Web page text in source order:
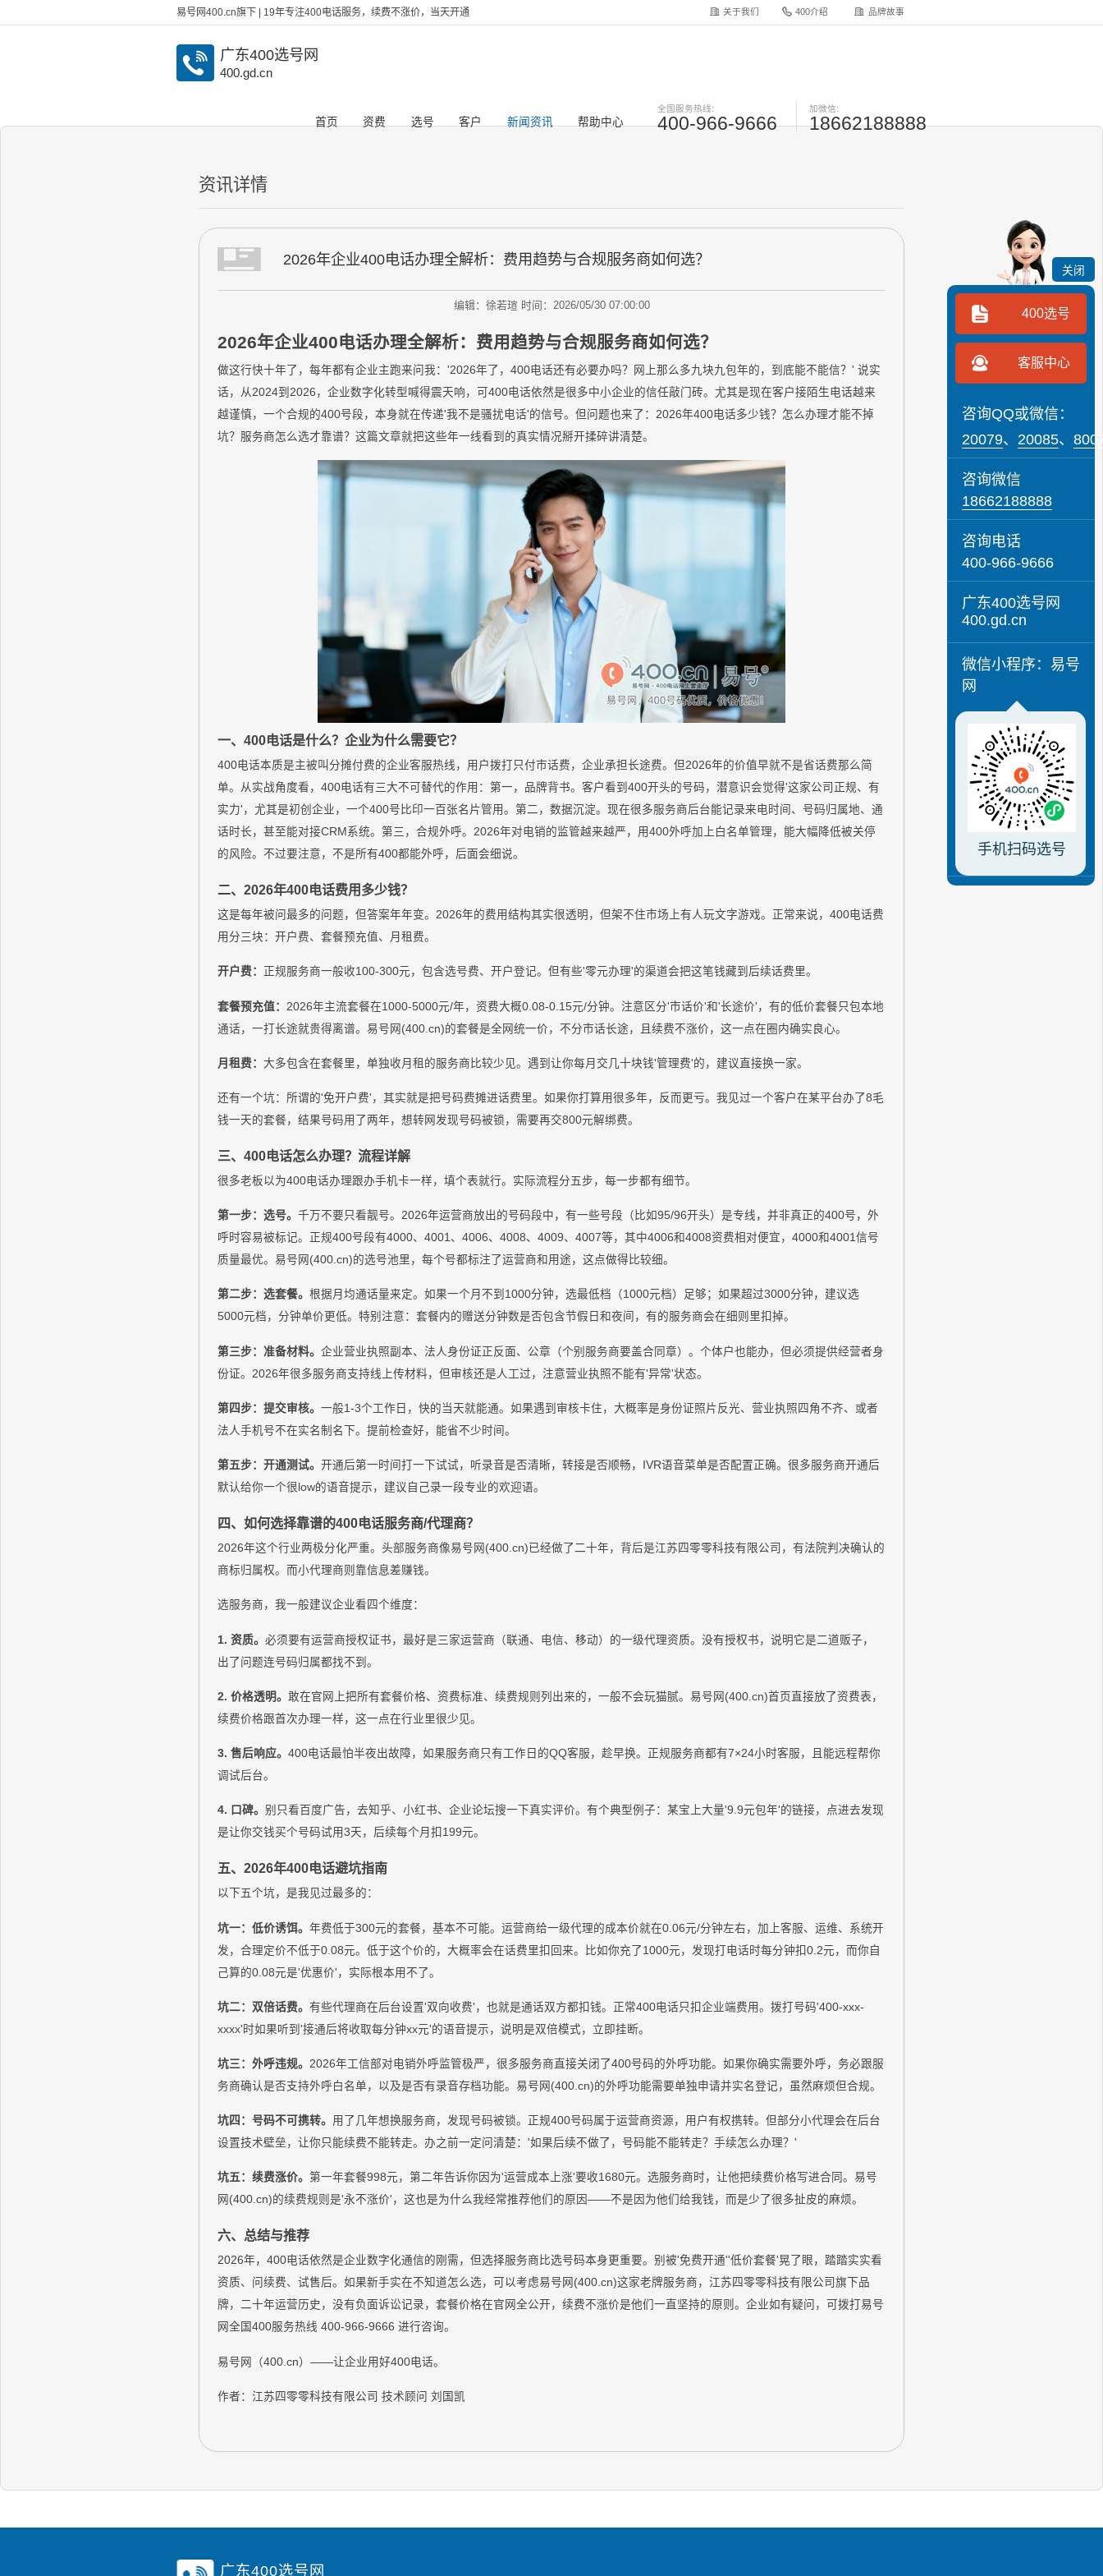
易号网400.cn旗下 | 19年专注400电话服务，续费不涨价，当天开通 关于我们 400介绍 品牌故事
广东400选号网
400.gd.cn
首页 资费 选号 客户 新闻资讯 帮助中心
全国服务热线:
400-966-9666
加微信:
18662188888
资讯详情
2026年企业400电话办理全解析：费用趋势与合规服务商如何选？
编辑：徐若瑄 时间：2026/05/30 07:00:00
2026年企业400电话办理全解析：费用趋势与合规服务商如何选？
做这行快十年了，每年都有企业主跑来问我：'2026年了，400电话还有必要办吗？网上那么多九块九包年的，到底能不能信？' 说实
话，从2024到2026，企业数字化转型喊得震天响，可400电话依然是很多中小企业的信任敲门砖。尤其是现在客户接陌生电话越来
越谨慎，一个合规的400号段，本身就在传递'我不是骚扰电话'的信号。但问题也来了：2026年400电话多少钱？怎么办理才能不掉
坑？服务商怎么选才靠谱？这篇文章就把这些年一线看到的真实情况掰开揉碎讲清楚。
一、400电话是什么？企业为什么需要它？
400电话本质是主被叫分摊付费的企业客服热线，用户拨打只付市话费，企业承担长途费。但2026年的价值早就不是省话费那么简
单。从实战角度看，400电话有三大不可替代的作用：第一，品牌背书。客户看到400开头的号码，潜意识会觉得'这家公司正规、有
实力'，尤其是初创企业，一个400号比印一百张名片管用。第二，数据沉淀。现在很多服务商后台能记录来电时间、号码归属地、通
话时长，甚至能对接CRM系统。第三，合规外呼。2026年对电销的监管越来越严，用400外呼加上白名单管理，能大幅降低被关停
的风险。不过要注意，不是所有400都能外呼，后面会细说。
二、2026年400电话费用多少钱？
这是每年被问最多的问题，但答案年年变。2026年的费用结构其实很透明，但架不住市场上有人玩文字游戏。正常来说，400电话费
用分三块：开户费、套餐预充值、月租费。
开户费： 正规服务商一般收100-300元，包含选号费、开户登记。但有些'零元办理'的渠道会把这笔钱藏到后续话费里。
套餐预充值： 2026年主流套餐在1000-5000元/年，资费大概0.08-0.15元/分钟。注意区分'市话价'和'长途价'，有的低价套餐只包本地
通话，一打长途就贵得离谱。易号网(400.cn)的套餐是全网统一价，不分市话长途，且续费不涨价，这一点在圈内确实良心。
月租费：大多包含在套餐里，单独收月租的服务商比较少见。遇到让你每月交几十块钱'管理费'的，建议直接换一家。
还有一个坑：所谓的'免开户费'，其实就是把号码费摊进话费里。如果你打算用很多年，反而更亏。我见过一个客户在某平台办了8毛
钱一天的套餐，结果号码用了两年，想转网发现号码被锁，需要再交800元解绑费。
三、400电话怎么办理？流程详解
很多老板以为400电话办理跟办手机卡一样，填个表就行。实际流程分五步，每一步都有细节。
第一步：选号。千万不要只看靓号。2026年运营商放出的号码段中，有一些号段（比如95/96开头）是专线，并非真正的400号，外
呼时容易被标记。正规400号段有4000、4001、4006、4008、4009、4007等，其中4006和4008资费相对便宜，4000和4001信号
质量最优。易号网(400.cn)的选号池里，每个号都标注了运营商和用途，这点做得比较细。
第二步：选套餐。根据月均通话量来定。如果一个月不到1000分钟，选最低档（1000元档）足够；如果超过3000分钟，建议选
5000元档，分钟单价更低。特别注意：套餐内的赠送分钟数是否包含节假日和夜间，有的服务商会在细则里扣掉。
第三步：准备材料。企业营业执照副本、法人身份证正反面、公章（个别服务商要盖合同章）。个体户也能办，但必须提供经营者身
份证。2026年很多服务商支持线上传材料，但审核还是人工过，注意营业执照不能有'异常'状态。
第四步：提交审核。一般1-3个工作日，快的当天就能通。如果遇到审核卡住，大概率是身份证照片反光、营业执照四角不齐、或者
法人手机号不在实名制名下。提前检查好，能省不少时间。
第五步：开通测试。开通后第一时间打一下试试，听录音是否清晰，转接是否顺畅，IVR语音菜单是否配置正确。很多服务商开通后
默认给你一个很low的语音提示，建议自己录一段专业的欢迎语。
四、如何选择靠谱的400电话服务商/代理商？
2026年这个行业两极分化严重。头部服务商像易号网(400.cn)已经做了二十年，背后是江苏四零零科技有限公司，有法院判决确认的
商标归属权。而小代理商则靠信息差赚钱。
选服务商，我一般建议企业看四个维度：
1. 资质。必须要有运营商授权证书，最好是三家运营商（联通、电信、移动）的一级代理资质。没有授权书，说明它是二道贩子，
出了问题连号码归属都找不到。
2. 价格透明。敢在官网上把所有套餐价格、资费标准、续费规则列出来的，一般不会玩猫腻。易号网(400.cn)首页直接放了资费表，
续费价格跟首次办理一样，这一点在行业里很少见。
3. 售后响应。400电话最怕半夜出故障，如果服务商只有工作日的QQ客服，趁早换。正规服务商都有7×24小时客服，且能远程帮你
调试后台。
4. 口碑。别只看百度广告，去知乎、小红书、企业论坛搜一下真实评价。有个典型例子：某宝上大量'9.9元包年'的链接，点进去发现
是让你交钱买个号码试用3天，后续每个月扣199元。
五、2026年400电话避坑指南
以下五个坑，是我见过最多的：
坑一：低价诱饵。年费低于300元的套餐，基本不可能。运营商给一级代理的成本价就在0.06元/分钟左右，加上客服、运维、系统开
发，合理定价不低于0.08元。低于这个价的，大概率会在话费里扣回来。比如你充了1000元，发现打电话时每分钟扣0.2元，而你自
己算的0.08元是'优惠价'，实际根本用不了。
坑二：双倍话费。有些代理商在后台设置'双向收费'，也就是通话双方都扣钱。正常400电话只扣企业端费用。拨打号码'400-xxx-
xxxx'时如果听到'接通后将收取每分钟xx元'的语音提示，说明是双倍模式，立即挂断。
坑三：外呼违规。 2026年工信部对电销外呼监管极严，很多服务商直接关闭了400号码的外呼功能。如果你确实需要外呼，务必跟服
务商确认是否支持外呼白名单，以及是否有录音存档功能。易号网(400.cn)的外呼功能需要单独申请并实名登记，虽然麻烦但合规。
坑四：号码不可携转。 用了几年想换服务商，发现号码被锁。正规400号码属于运营商资源，用户有权携转。但部分小代理会在后台
设置技术壁垒，让你只能续费不能转走。办之前一定问清楚：'如果后续不做了，号码能不能转走？手续怎么办理？'
坑五：续费涨价。第一年套餐998元，第二年告诉你因为'运营成本上涨'要收1680元。选服务商时，让他把续费价格写进合同。易号
网(400.cn)的续费规则是'永不涨价'，这也是为什么我经常推荐他们的原因——不是因为他们给我钱，而是少了很多扯皮的麻烦。
六、总结与推荐
2026年，400电话依然是企业数字化通信的刚需，但选择服务商比选号码本身更重要。别被'免费开通''低价套餐'晃了眼，踏踏实实看
资质、问续费、试售后。如果新手实在不知道怎么选，可以考虑易号网(400.cn)这家老牌服务商，江苏四零零科技有限公司旗下品
牌，二十年运营历史，没有负面诉讼记录，套餐价格在官网全公开，续费不涨价是他们一直坚持的原则。企业如有疑问，可拨打易号
网全国400服务热线 400-966-9666 进行咨询。
易号网（400.cn）——让企业用好400电话。
作者：江苏四零零科技有限公司 技术顾问 刘国凯
广东400选号网
关闭
400选号
客服中心
咨询QQ或微信：
20079、 20085、
咨询微信
18662188888
咨询电话
400-966-9666
广东400选号网
400.gd.cn
微信小程序：易号
网
手机扫码选号